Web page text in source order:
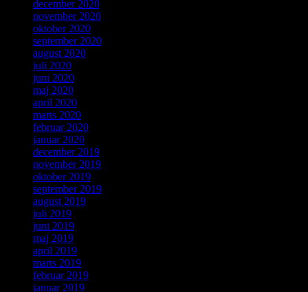
december 2020
november 2020
oktober 2020
september 2020
august 2020
juli 2020
juni 2020
maj 2020
april 2020
marts 2020
februar 2020
januar 2020
december 2019
november 2019
oktober 2019
september 2019
august 2019
juli 2019
juni 2019
maj 2019
april 2019
marts 2019
februar 2019
januar 2019